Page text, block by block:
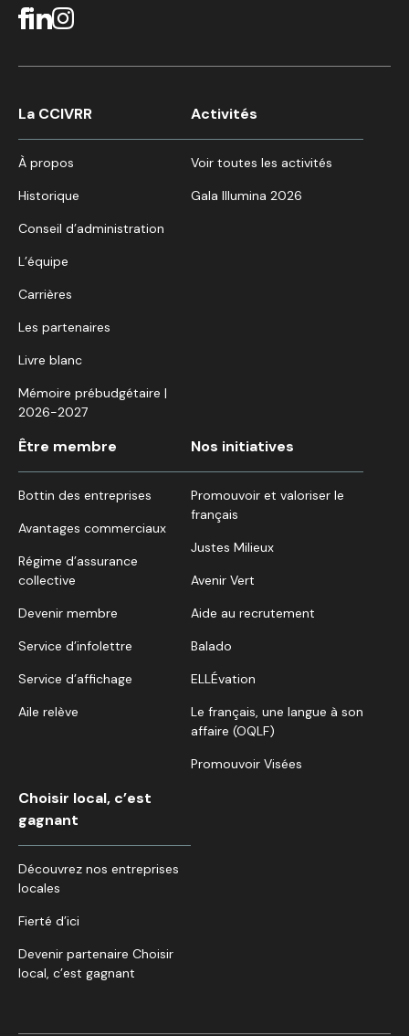
La CCIVRR
À propos
Historique
Conseil d’administration
L’équipe
Carrières
Les partenaires
Livre blanc
Mémoire prébudgétaire |
2026-2027
Activités
Voir toutes les activités
Gala Illumina 2026
Être membre
Bottin des entreprises
Avantages commerciaux
Régime d’assurance
collective
Devenir membre
Service d’infolettre
Service d’affichage
Aile relève
Nos initiatives
Promouvoir et valoriser le
français
Justes Milieux
Avenir Vert
Aide au recrutement
Balado
ELLÉvation
Le français, une langue à son
affaire (OQLF)
Promouvoir Visées
Choisir local, c’est
gagnant
Découvrez nos entreprises
locales
Fierté d’ici
Devenir partenaire Choisir
local, c’est gagnant